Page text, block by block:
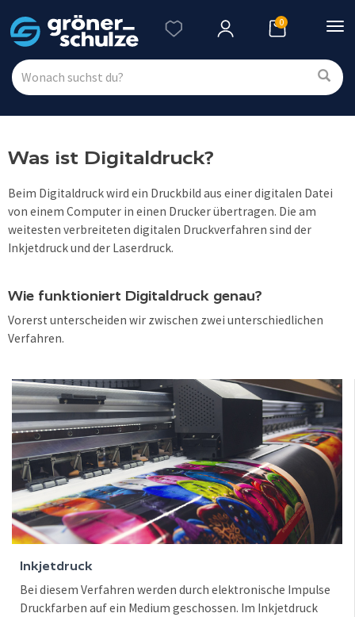
0
Was ist Digitaldruck?
Beim Digitaldruck wird ein Druckbild aus einer digitalen Datei
von einem Computer in einen Drucker übertragen. Die am
weitesten verbreiteten digitalen Druckverfahren sind der
Inkjetdruck und der Laserdruck.
Wie funktioniert Digitaldruck genau?
Vorerst unterscheiden wir zwischen zwei unterschiedlichen
Verfahren.
Inkjetdruck
Bei diesem Verfahren werden durch elektronische Impulse
Druckfarben auf ein Medium geschossen. Im Inkjetdruck